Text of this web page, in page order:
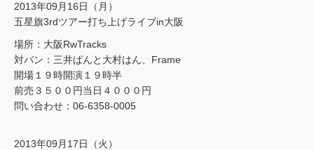
2013年09月16日（月）
五星旗3rdツアー打ち上げライブin大阪
場所：大阪RwTracks
対バン：三井ぱんと大村はん、Frame
開場１９時開演１９時半
前売３５００円当日４０００円
問い合わせ：06-6358-0005
2013年09月17日（火）